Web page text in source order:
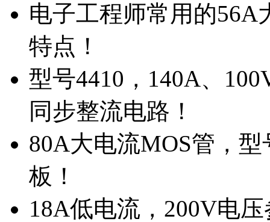
电子工程师常用的56A
特点！
型号4410，140A、
同步整流电路！
80A大电流MOS管，
板！
18A低电流，200V电